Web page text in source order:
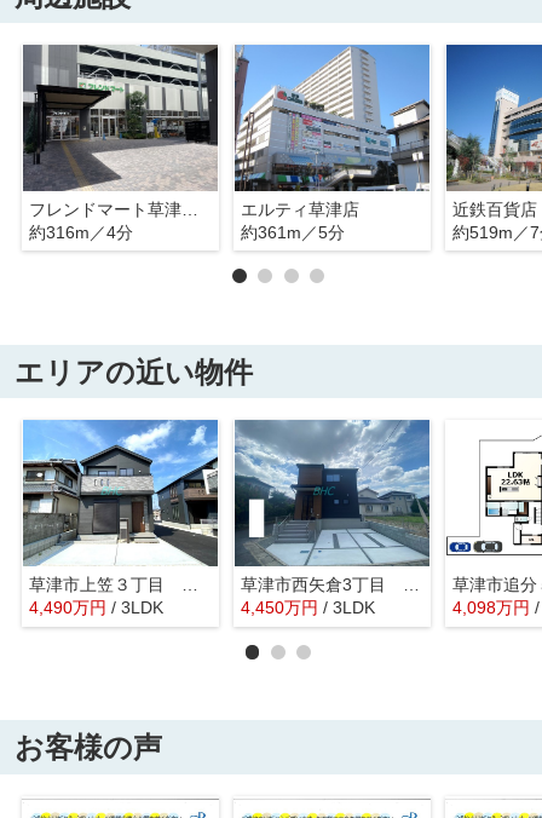
フレンドマート草津大路店
約316m／4分
エルティ草津店
約361m／5分
近鉄百貨店
約519m／
エリアの近い物件
4,490万円 / 3LDK
4,450万円 / 3LDK
草津市追分
4,098万円
お客様の声